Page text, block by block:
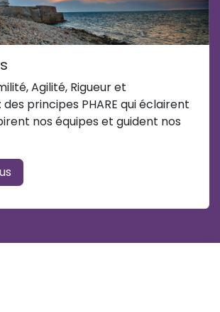
Agilité, Rigueur et
principes PHARE qui éclairent
nos équipes et guident nos